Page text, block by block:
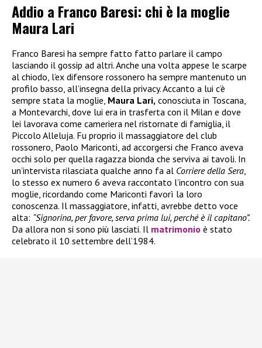
Addio a Franco Baresi: chi è la moglie
Maura Lari
Franco Baresi ha sempre fatto fatto parlare il campo
lasciando il gossip ad altri. Anche una volta appese le scarpe
al chiodo, l’ex difensore rossonero ha sempre mantenuto un
profilo basso, all’insegna della privacy. Accanto a lui c’è
sempre stata la moglie, Maura Lari, conosciuta in Toscana,
a Montevarchi, dove lui era in trasferta con il Milan e dove
lei lavorava come cameriera nel ristornate di famiglia, il
Piccolo Alleluja. Fu proprio il massaggiatore del club
rossonero, Paolo Mariconti, ad accorgersi che Franco aveva
occhi solo per quella ragazza bionda che serviva ai tavoli. In
un’intervista rilasciata qualche anno fa al Corriere della Sera,
lo stesso ex numero 6 aveva raccontato l’incontro con sua
moglie, ricordando come Mariconti favorì la loro
conoscenza. Il massaggiatore, infatti, avrebbe detto voce
alta: “Signorina, per favore, serva prima lui, perché è il capitano”.
Da allora non si sono più lasciati. Il matrimonio è stato
celebrato il 10 settembre dell’1984.